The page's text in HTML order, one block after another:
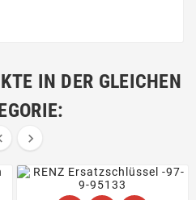
IN DER GLEICHEN
